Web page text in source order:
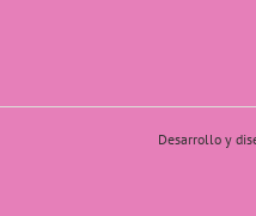
Desarrollo y